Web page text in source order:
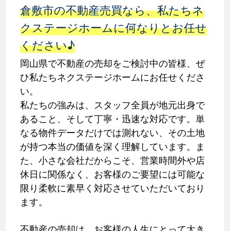
倉敷市の不動産売買なら、私たちネ
クステージホームに何なりとお任せ
ください♪
岡山県で不動産の売却をご検討中の皆様、ぜ
ひ私たちネクステージホームにお任せくださ
い。
私たちの強みは、スタッフ全員が地元出身で
あること、そして丁寧・迅速な対応です。単
なる物件データだけでは測れない、その土地
が持つ本当の価値を深く理解しています。ま
た、小さな会社だからこそ、営業時間外や店
休日に関係なく、お客様のご要望には可能な
限り柔軟に素早く対応させていただいており
ます。